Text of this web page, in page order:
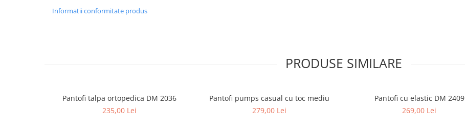
Informatii conformitate produs
PRODUSE SIMILARE
Pantofi talpa ortopedica DM 2036
235,00 Lei
Pantofi pumps casual cu toc mediu
279,00 Lei
Pantofi cu elastic DM 2409
269,00 Lei